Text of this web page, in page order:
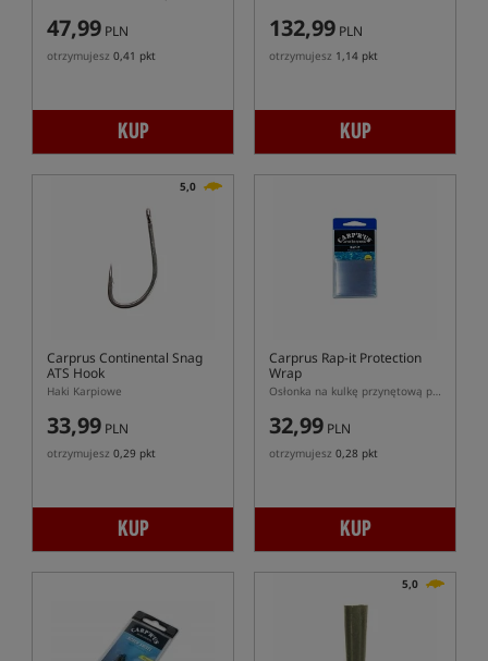
47,99 PLN
otrzymujesz 0,41 pkt
KUP
132,99 PLN
otrzymujesz 1,14 pkt
KUP
5,0
Carprus Continental Snag
ATS Hook
Haki Karpiowe
33,99 PLN
otrzymujesz 0,29 pkt
KUP
Carprus Rap-it Protection
Wrap
Osłonka na kulkę przynętową przeciw rakom
32,99 PLN
otrzymujesz 0,28 pkt
KUP
5,0